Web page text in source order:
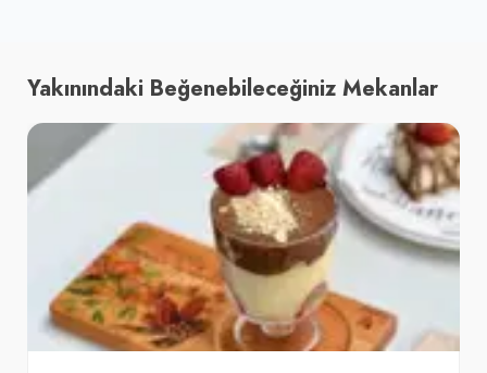
Yakınındaki Beğenebileceğiniz Mekanlar